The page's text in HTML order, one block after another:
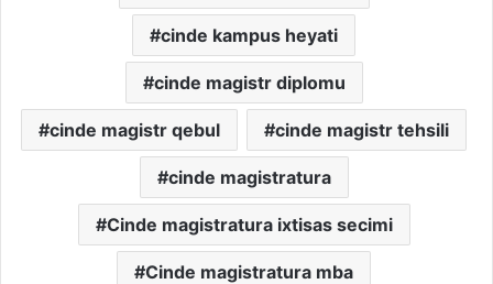
cinde kampus heyati
cinde magistr diplomu
cinde magistr qebul cinde magistr tehsili
cinde magistratura
Cinde magistratura ixtisas secimi
Cinde magistratura mba